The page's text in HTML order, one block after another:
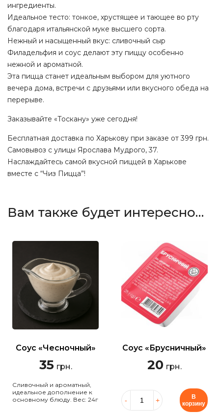
ингредиенты.
Идеальное тесто: тонкое, хрустящее и тающее во рту
благодаря итальянской муке высшего сорта.
Нежный и насыщенный вкус: сливочный сыр
Филадельфия и соус делают эту пиццу особенно
нежной и ароматной.
Эта пицца станет идеальным выбором для уютного
вечера дома, встречи с друзьями или вкусного обеда на
перерыве.
Заказывайте «Тоскану» уже сегодня!
Бесплатная доставка по Харькову при заказе от 399 грн.
Самовывоз с улицы Ярослава Мудрого, 37.
Наслаждайтесь самой вкусной пиццей в Харькове
вместе с “Чиз Пицца”!
Вам также будет интересно…
Соус «Чесночный»
35 грн.
Сливочный и ароматный,
идеальное дополнение к
основному блюду. Вес: 24г
Соус «Брусничный»
20 грн.
В
корзину